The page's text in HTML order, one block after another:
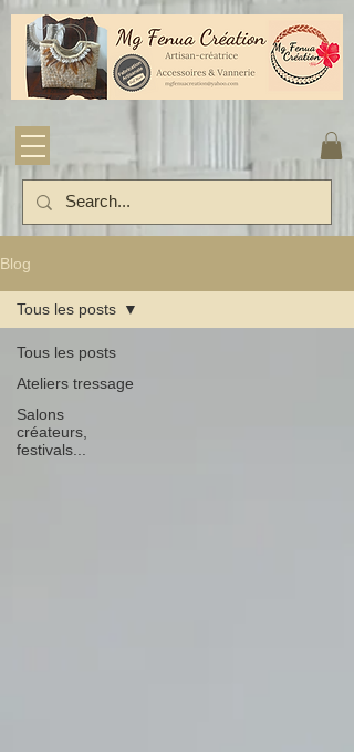
Blog
Tous les posts
Ateliers tressage
Salons
créateurs,
festivals...
Tous les posts